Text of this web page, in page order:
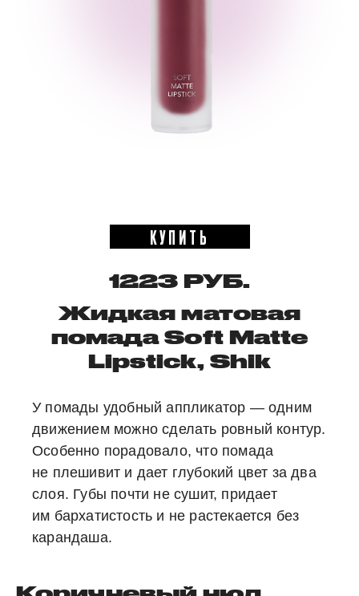
КУПИТЬ
1223 РУБ.
Жидкая матовая
помада Soft Matte
Lipstick, Shik
У помады удобный аппликатор — одним
движением можно сделать ровный контур.
Особенно порадовало, что помада
не плешивит и дает глубокий цвет за два
слоя. Губы почти не сушит, придает
им бархатистость и не растекается без
карандаша.